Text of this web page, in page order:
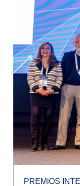
PREMIOS